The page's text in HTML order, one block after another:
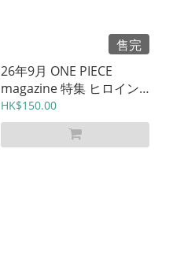
售完
26年9月 ONE PIECE
magazine 特集 ヒロイン
ズ 021 カード付き同梱版
HKD150 日
HK$150.00